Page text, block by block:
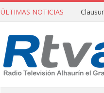
ÚLTIMAS NOTICIAS